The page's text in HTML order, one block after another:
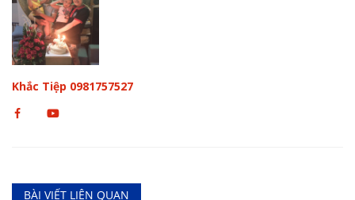
Khắc Tiệp 0981757527
BÀI VIẾT LIÊN QUAN